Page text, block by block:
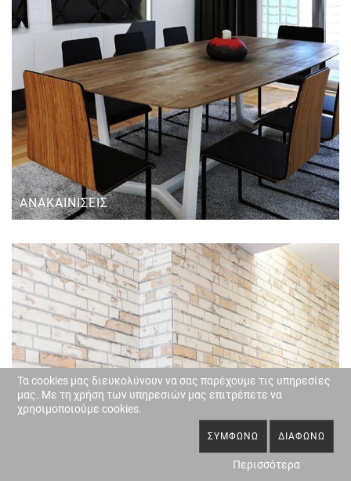
ΑΝΑΚΑΙΝΊΣΕΙΣ
Τα cookies μας διευκολύνουν να σας παρέχουμε τις υπηρεσίες
μας. Με τη χρήση των υπηρεσιών μας επιτρέπετε να
χρησιμοποιούμε cookies.
ΣΥΜΦΩΝΏ ΔΙΑΦΩΝΏ
Περισσότερα